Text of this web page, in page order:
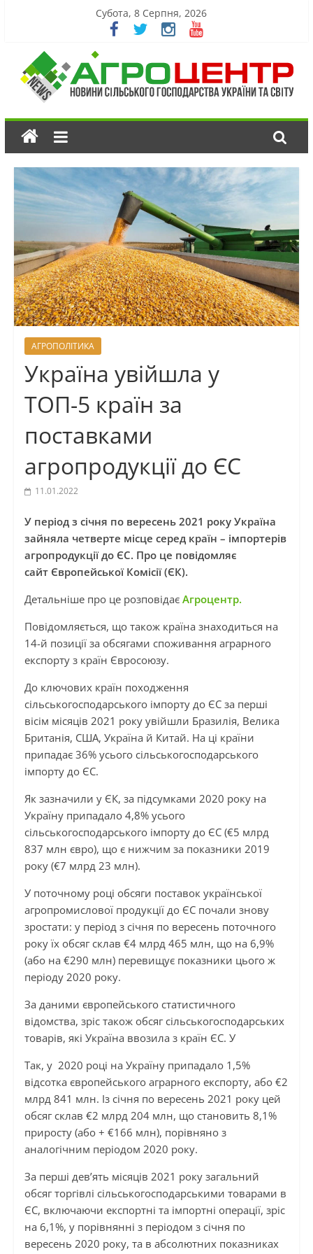
Субота, 8 Серпня, 2026
АГРОПОЛІТИКА
Україна увійшла у
ТОП-5 країн за
поставками
агропродукції до ЄС
11.01.2022
У період з січня по вересень 2021 року Україна
зайняла четверте місце серед країн – імпортерів
агропродукції до ЄС. Про це повідомляє
сайт Європейської Комісії (ЄК).
Детальніше про це розповідає Агроцентр.
Повідомляється, що також країна знаходиться на
14-й позиції за обсягами споживання аграрного
експорту з країн Євросоюзу.
До ключових країн походження
сільськогосподарського імпорту до ЄС за перші
вісім місяців 2021 року увійшли Бразилія, Велика
Британія, США, Україна й Китай. На ці країни
припадає 36% усього сільськогосподарського
імпорту до ЄС.
Як зазначили у ЄК, за підсумками 2020 року на
Україну припадало 4,8% усього
сільськогосподарського імпорту до ЄС (€5 млрд
837 млн євро), що є нижчим за показники 2019
року (€7 млрд 23 млн).
У поточному році обсяги поставок української
агропромислової продукції до ЄС почали знову
зростати: у період з січня по вересень поточного
року їх обсяг склав €4 млрд 465 млн, що на 6,9%
(або на €290 млн) перевищує показники цього ж
періоду 2020 року.
За даними європейського статистичного
відомства, зріс також обсяг сільськогосподарських
товарів, які Україна ввозила з країн ЄС. У
Так, у 2020 році на Україну припадало 1,5%
відсотка європейського аграрного експорту, або €2
млрд 841 млн. Із січня по вересень 2021 року цей
обсяг склав €2 млрд 204 млн, що становить 8,1%
приросту (або + €166 млн), порівняно з
аналогічним періодом 2020 року.
За перші дев’ять місяців 2021 року загальний
обсяг торгівлі сільськогосподарськими товарами в
ЄС, включаючи експортні та імпортні операції, зріс
на 6,1%, у порівнянні з періодом з січня по
вересень 2020 року, та в абсолютних показниках